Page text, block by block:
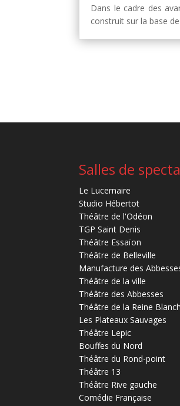
Dans le cadre des
construit sur la base
Salles de
Le Lucernaire
Studio Hébertot
Théâtre de l'Odéon
TGP Saint Denis
Théâtre Essaïon
Théâtre de Belleville
Manufacture des
Théâtre de la ville
Théâtre des Abbesses
Théâtre de la Reine
Les Plateaux Sauvages
Théâtre Lepic
Bouffes du Nord
Théâtre du Rond-point
Théâtre 13
Théâtre Rive gauche
Comédie Française